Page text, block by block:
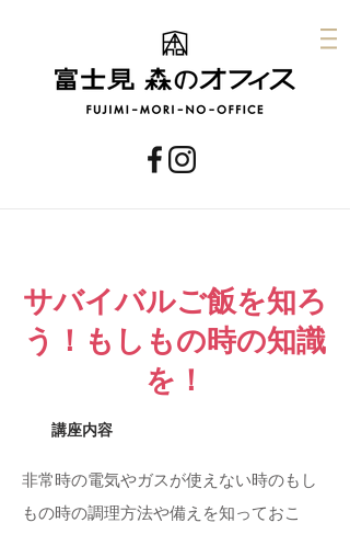
サバイバルご飯を知ろ
う！もしもの時の知識
を！
​講座内容
非常時の電気やガスが使えない時のもし
もの時の調理方法や備えを知っておこ